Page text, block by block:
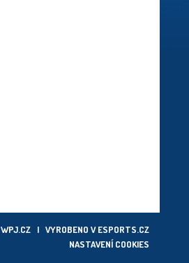
WPJ.CZ | VYROBENO VESPORTS.CZ
NASTAVENÍ COOKIES